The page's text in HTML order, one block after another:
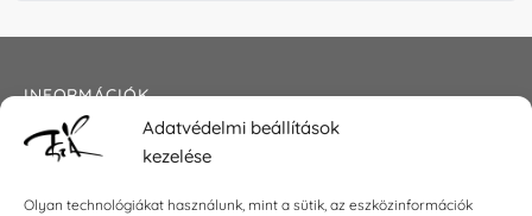
Adatvédelmi beállítások
kezelése
Olyan technológiákat használunk, mint a sütik, az eszközinformációk
INFORMÁCIÓK
Általános szerződési feltételek
Impresszum